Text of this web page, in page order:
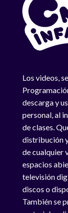
Los videos,
descarga y
personal, al
de clases.
distribución
de cualquier
espacios
televisión
discos o
También se